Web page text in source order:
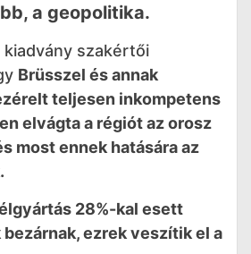
a geopolitika.
kiadvány szakértői
Brüsszel és annak
teljesen inkompetens
elvágta a régiót az orosz
most ennek hatására az
28%-kal esett
bezárnak, ezrek veszítik el a